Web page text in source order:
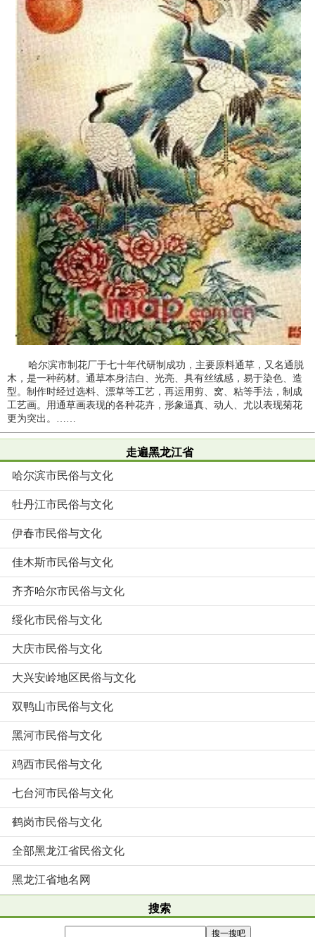
哈尔滨市制花厂于七十年代研制成功，主要原料通草，又名通脱
木，是一种药材。通草本身洁白、光亮、具有丝绒感，易于染色、造
型。制作时经过选料、漂草等工艺，再运用剪、窝、粘等手法，制成
工艺画。用通草画表现的各种花卉，形象逼真、动人、尤以表现菊花
更为突出。……
走遍黑龙江省
哈尔滨市民俗与文化
牡丹江市民俗与文化
伊春市民俗与文化
佳木斯市民俗与文化
齐齐哈尔市民俗与文化
绥化市民俗与文化
大庆市民俗与文化
大兴安岭地区民俗与文化
双鸭山市民俗与文化
黑河市民俗与文化
鸡西市民俗与文化
七台河市民俗与文化
鹤岗市民俗与文化
全部黑龙江省民俗文化
黑龙江省地名网
搜索